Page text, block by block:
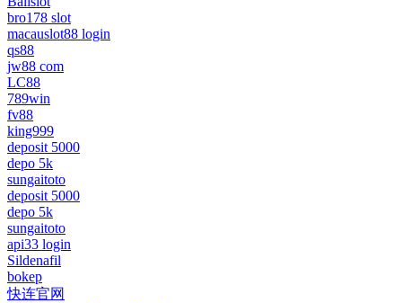
bro178 slot
macauslot88 login
qs88
jw88 com
LC88
789win
fv88
king999
deposit 5000
depo 5k
sungaitoto
deposit 5000
depo 5k
sungaitoto
api33 login
Sildenafil
bokep
快连官网